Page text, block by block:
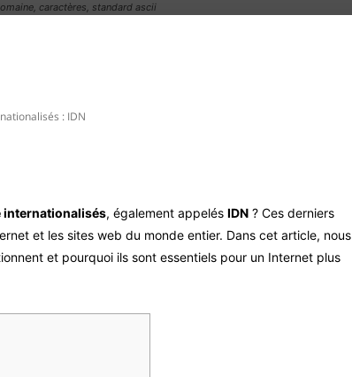
caractères, standard ascii
: IDN
internationalisés, également appelés IDN ? Ces derniers
et les sites web du monde entier. Dans cet article, nous
et pourquoi ils sont essentiels pour un Internet plus